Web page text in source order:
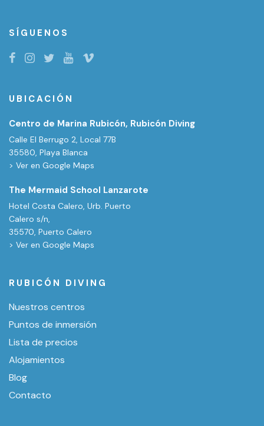
SÍGUENOS
UBICACIÓN
Centro de Marina Rubicón, Rubicón Diving
Calle El Berrugo 2, Local 77B
35580, Playa Blanca
> Ver en Google Maps
The Mermaid School Lanzarote
Hotel Costa Calero, Urb. Puerto
Calero s/n,
35570, Puerto Calero
> Ver en Google Maps
RUBICÓN DIVING
Nuestros centros
Puntos de inmersión
Lista de precios
Alojamientos
Blog
Contacto